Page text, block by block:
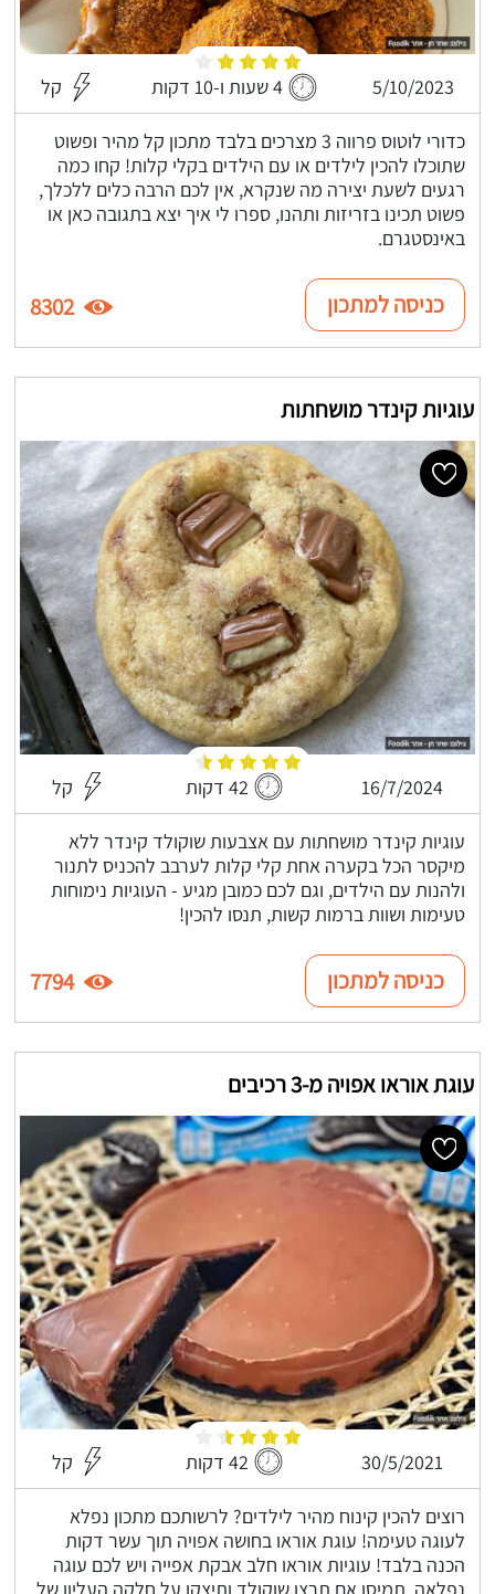
5/10/2023 4 שעות ו-10 דקות קל
כדורי לוטוס פרווה 3 מצרכים בלבד מתכון קל מהיר ופשוט
שתוכלו להכין לילדים או עם הילדים בקלי קלות! קחו כמה
רגעים לשעת יצירה מה שנקרא, אין לכם הרבה כלים ללכלך,
פשוט תכינו בזריזות ותהנו, ספרו לי איך יצא בתגובה כאן או
באינסטגרם.
כניסה למתכון 8302
עוגיות קינדר מושחתות
16/7/2024 42 דקות קל
עוגיות קינדר מושחתות עם אצבעות שוקולד קינדר ללא
מיקסר הכל בקערה אחת קלי קלות לערבב להכניס לתנור
ולהנות עם הילדים, וגם לכם כמובן מגיע - העוגיות נימוחות
טעימות ושוות ברמות קשות, תנסו להכין!
כניסה למתכון 7794
עוגת אוראו אפויה מ-3 רכיבים
30/5/2021 42 דקות קל
רוצים להכין קינוח מהיר לילדים? לרשותכם מתכון נפלא
לעוגה טעימה! עוגת אוראו בחושה אפויה תוך עשר דקות
הכנה בלבד! עוגיות אוראו חלב אבקת אפייה ויש לכם עוגה
נפלאה, תמיסו אם תרצו שוקולד ותיצקו על חלקה העליון של